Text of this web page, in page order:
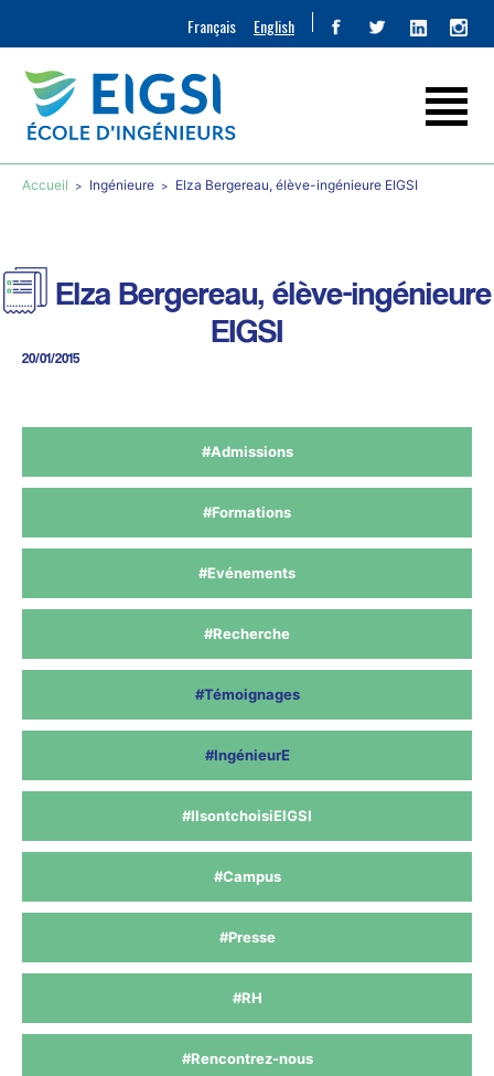
Français English
Accueil Ingénieure Elza Bergereau, élève-ingénieure EIGSI
Elza Bergereau, élève-ingénieure
EIGSI
20/01/2015
#Admissions
#Formations
#Evénements
#Recherche
#Témoignages
#IngénieurE
#IlsontchoisiEIGSI
#Campus
#Presse
#RH
#Rencontrez-nous